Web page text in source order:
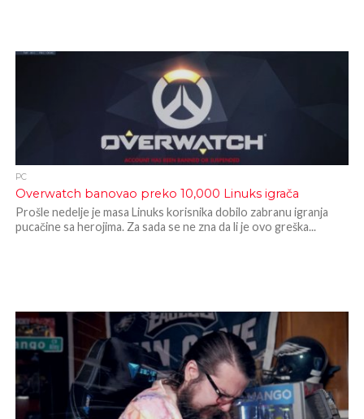
PC
Overwatch banovao preko 10,000 Linuks igrača
Prošle nedelje je masa Linuks korisnika dobilo zabranu igranja
pucačine sa herojima. Za sada se ne zna da li je ovo greška...